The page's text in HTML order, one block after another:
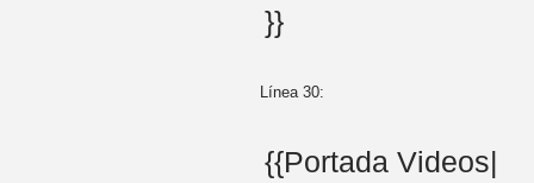
}}
Línea 30:
{{Portada Videos|